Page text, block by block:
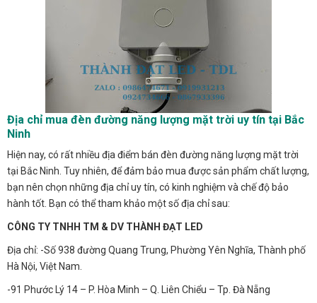
Địa chỉ mua đèn đường năng lượng mặt trời uy tín tại Bắc
Ninh
Hiện nay, có rất nhiều địa điểm bán đèn đường năng lượng mặt trời
tại Bắc Ninh. Tuy nhiên, để đảm bảo mua được sản phẩm chất lượng,
bạn nên chọn những địa chỉ uy tín, có kinh nghiệm và chế độ bảo
hành tốt. Bạn có thể tham khảo một số địa chỉ sau:
CÔNG TY TNHH TM & DV THÀNH ĐẠT LED
Địa chỉ: -Số 938 đường Quang Trung, Phường Yên Nghĩa, Thành phố
Hà Nội, Việt Nam.
-91 Phước Lý 14 – P. Hòa Minh – Q. Liên Chiểu – Tp. Đà Nẵng